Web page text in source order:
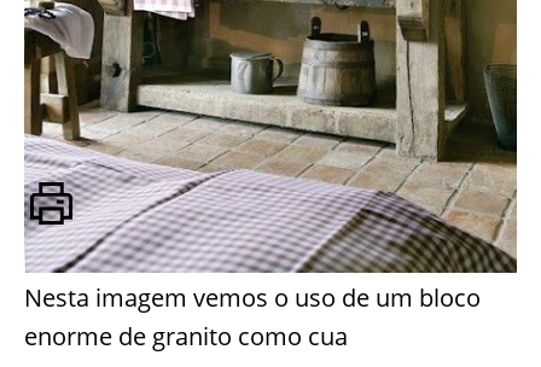
Nesta imagem vemos o uso de um bloco
enorme de granito como cua